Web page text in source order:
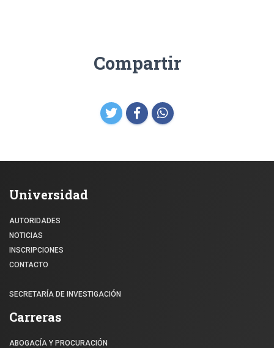
Compartir
Universidad
AUTORIDADES
NOTICIAS
INSCRIPCIONES
CONTACTO
SECRETARÍA DE INVESTIGACIÓN
Carreras
ABOGACÍA Y PROCURACIÓN